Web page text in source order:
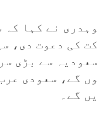
نے کہا
کی دعوت دی،
سے بڑی
گے، سعودی
گے۔